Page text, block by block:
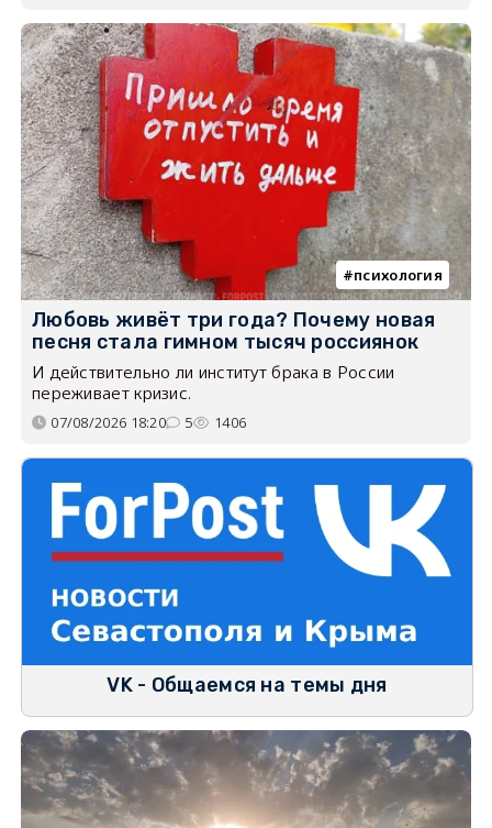
психология
Любовь живёт три года? Почему новая
песня стала гимном тысяч россиянок
И действительно ли институт брака в России
переживает кризис.
07/08/2026 18:20 5 1406
VK - Общаемся на темы дня